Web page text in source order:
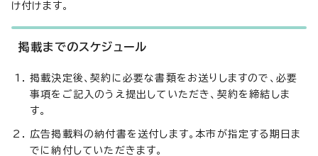
け付けます。
掲載までのスケジュール
掲載決定後、契約に必要な書類をお送りしますので、必要
事項をご記入のうえ提出していただき、契約を締結しま
す。
広告掲載料の納付書を送付します。本市が指定する期日ま
でに納付していただきます。